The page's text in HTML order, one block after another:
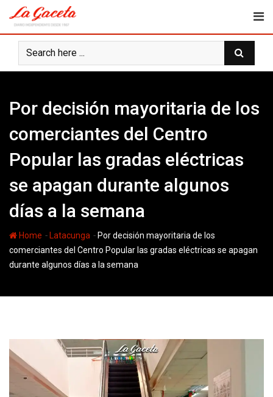
content
Por decisión mayoritaria de los
comerciantes del Centro
Popular las gradas eléctricas
se apagan durante algunos
días a la semana
Home - Latacunga - Por decisión mayoritaria de los
comerciantes del Centro Popular las gradas eléctricas se apagan
durante algunos días a la semana